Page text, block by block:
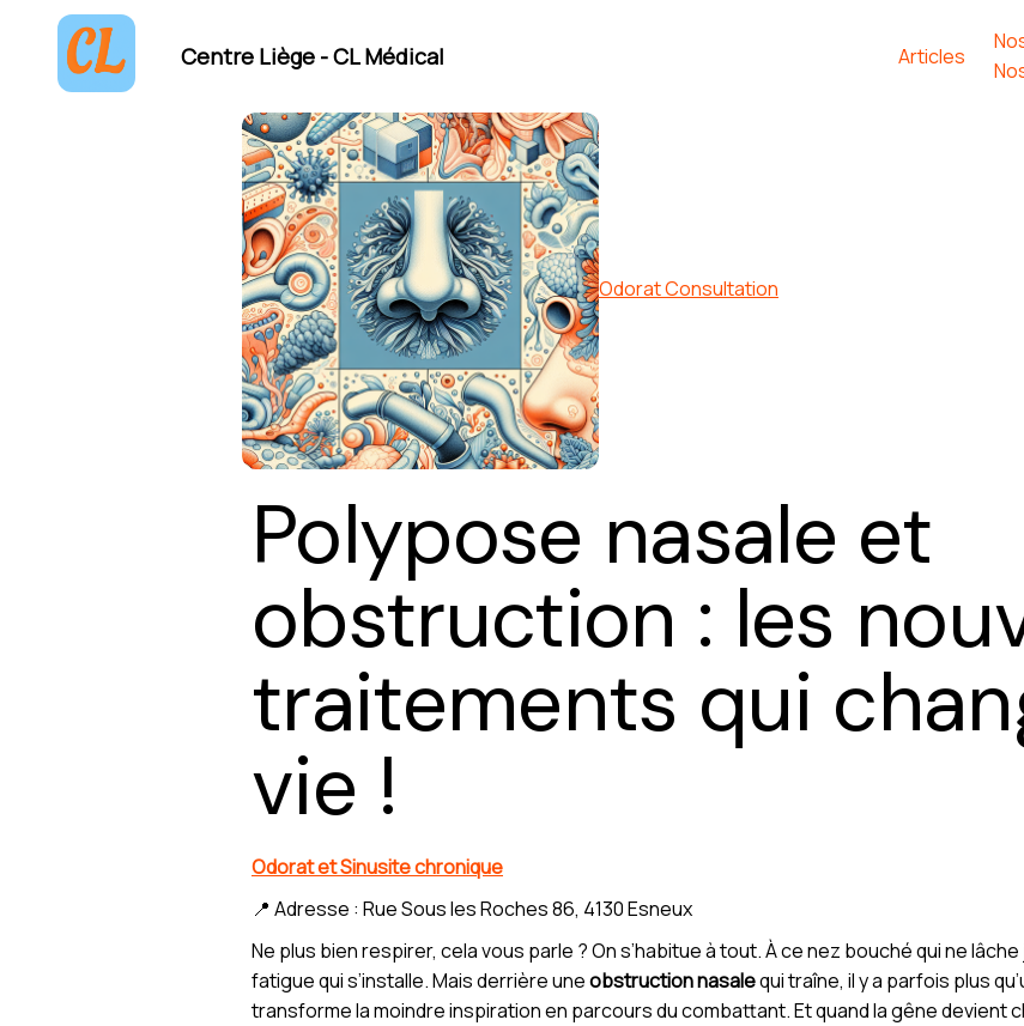
Centre Liège - CL Médical Articles
Odorat Consultation
Polypose nasale et
obstruction : les
traitements qui
vie !
Odorat et Sinusite chronique
📍 Adresse : Rue Sous les Roches 86, 4130 Esneux
Ne plus bien respirer, cela vous parle ? On s’habitue à tout. À ce nez bouché qui ne
fatigue qui s’installe. Mais derrière uneobstruction nasalequi traîne, il y a parfois plus
transforme la moindre inspiration en parcours du combattant. Et quand la gêne devient